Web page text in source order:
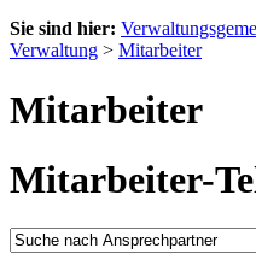
Sie sind hier:
Verwaltung > Mitarbeiter
Mitarbeiter
Mitarbeiter-